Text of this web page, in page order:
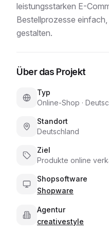
leistungsstarken E-
Bestellprozesse
gestalten.
Über das Projekt
Typ
Online-Shop ·
Standort
Deutschland
Ziel
Produkte online
Shopsoftware
Shopware
Agentur
creativestyle